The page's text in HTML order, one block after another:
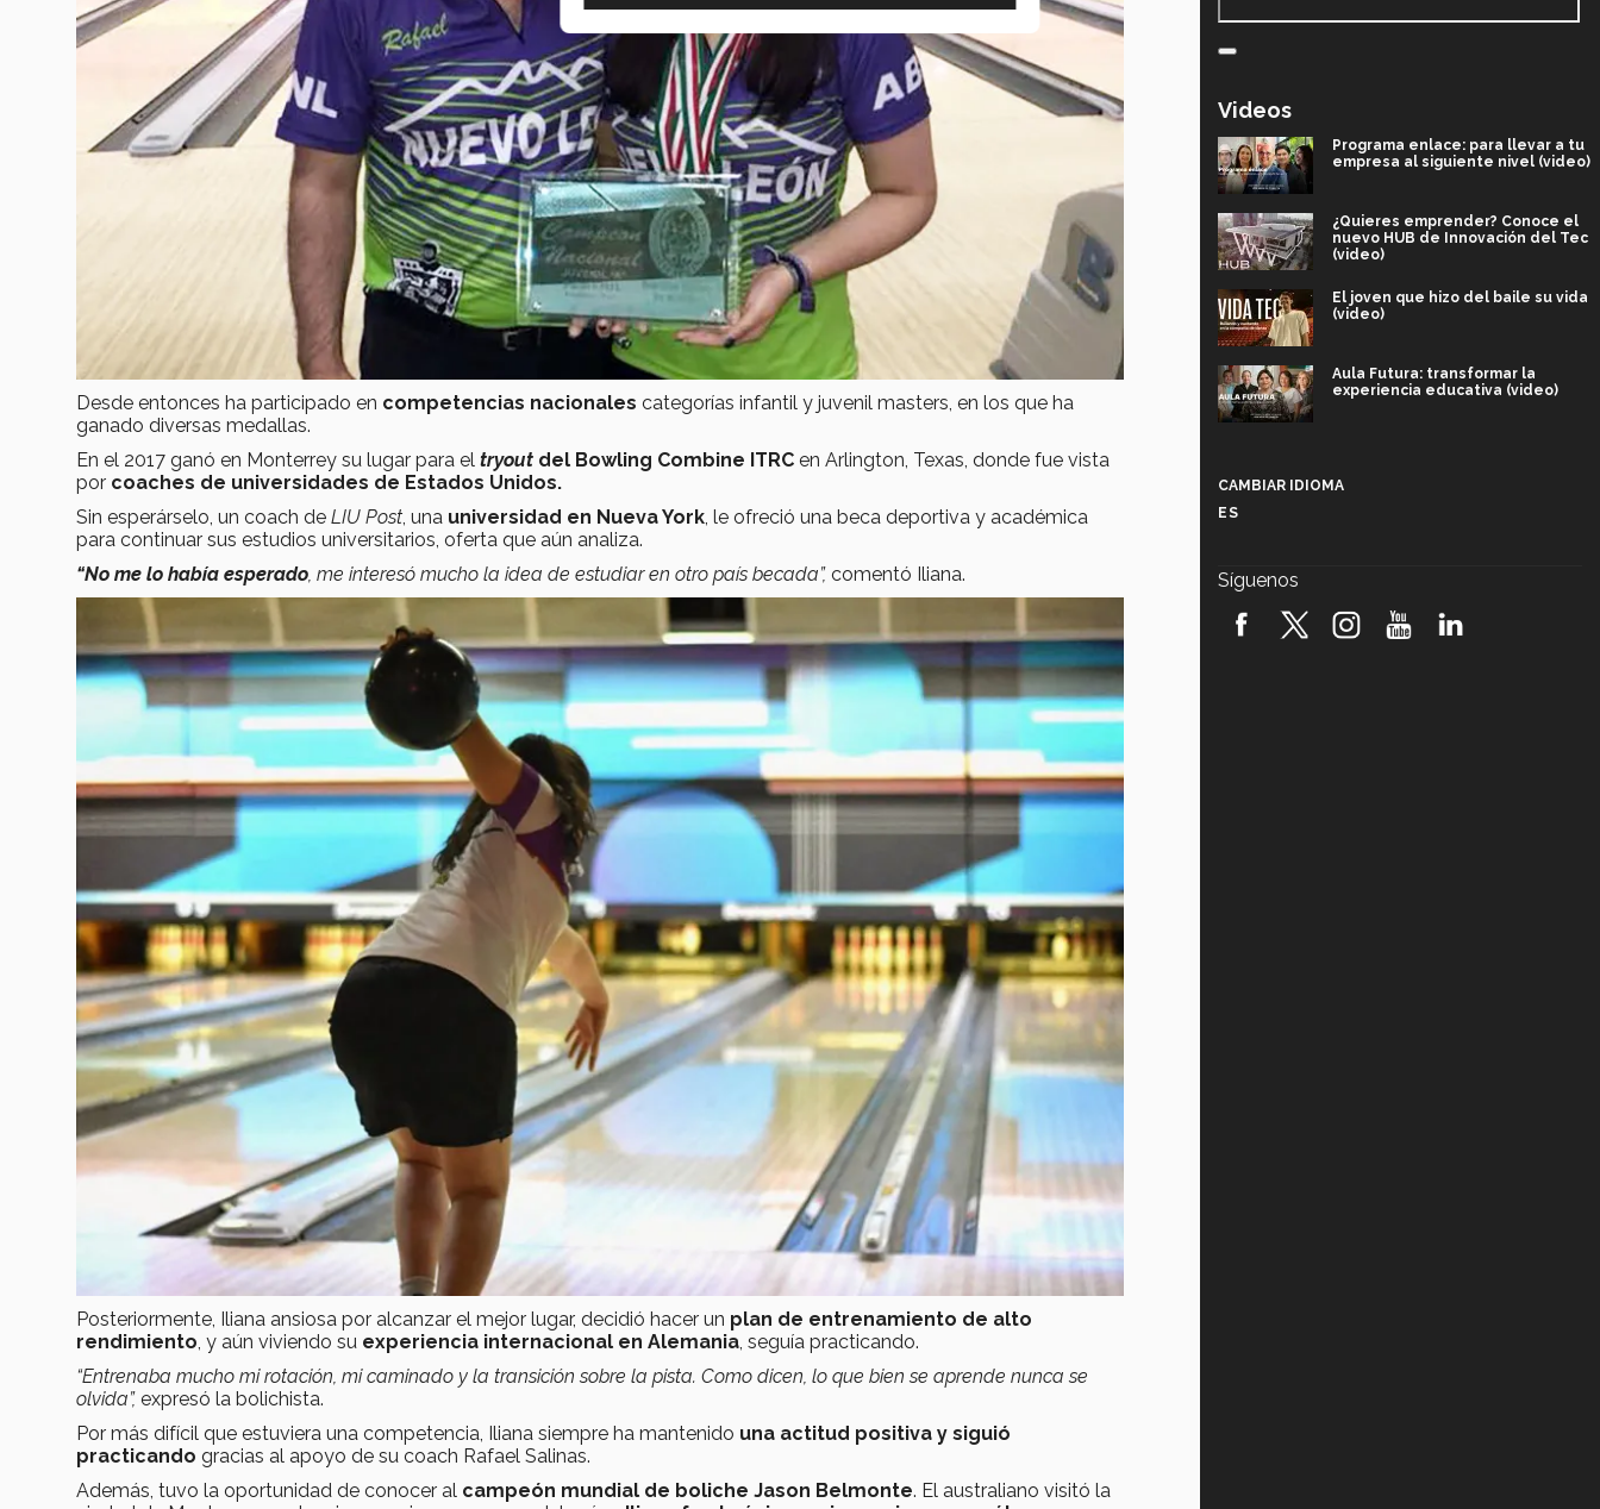
Desde entonces ha participado en competencias nacionales categorías infantil y juvenil masters, en los que ha
ganado diversas medallas.
En el 2017 ganó en Monterrey su lugar para el tryout del Bowling Combine ITRC en Arlington, Texas, donde fue vista
por coaches de universidades de Estados Unidos.
Sin esperárselo, un coach de LIU Post, una universidad en Nueva York, le ofreció una beca deportiva y académica
para continuar sus estudios universitarios, oferta que aún analiza.
“No me lo había esperado, me interesó mucho la idea de estudiar en otro país becada”, comentó Iliana.
Posteriormente, Iliana ansiosa por alcanzar el mejor lugar, decidió hacer un plan de entrenamiento de alto
rendimiento , y aún viviendo su experiencia internacional en Alemania , seguía practicando.
“Entrenaba mucho mi rotación, mi caminado y la transición sobre la pista. Como dicen, lo que bien se aprende nunca se
olvida”, expresó la bolichista.
Por más difícil que estuviera una competencia, Iliana siempre ha mantenido una actitud positiva y siguió
practicando gracias al apoyo de su coach Rafael Salinas.
Además, tuvo la oportunidad de conocer al campeón mundial de boliche Jason Belmonte. El australiano visitó la
Videos
Programa enlace: para llevar a tu
empresa al siguiente nivel (video)
¿Quieres emprender? Conoce el
nuevo HUB de Innovación del Tec
(video)
El joven que hizo del baile su vida
(video)
Aula Futura: transformar la
experiencia educativa (video)
robótica FIRST 2026! (video)
CAMBIAR IDIOMA
ES
Síguenos